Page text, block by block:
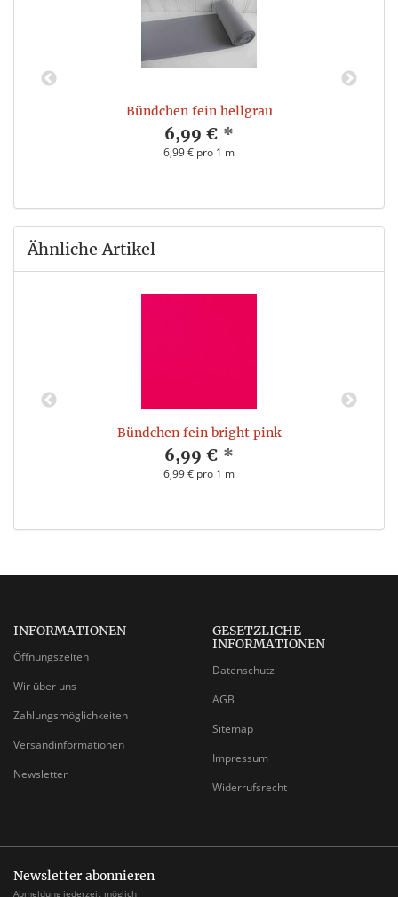
Bündchen fein hellgrau
6,99 € *
6,99 € pro 1 m
Ähnliche Artikel
Bündchen fein bright pink
6,99 € *
6,99 € pro 1 m
INFORMATIONEN
Öffnungszeiten
Wir über uns
Zahlungsmöglichkeiten
Versandinformationen
Newsletter
GESETZLICHE
INFORMATIONEN
Datenschutz
AGB
Sitemap
Impressum
Widerrufsrecht
Newsletter abonnieren
Abmeldung jederzeit möglich